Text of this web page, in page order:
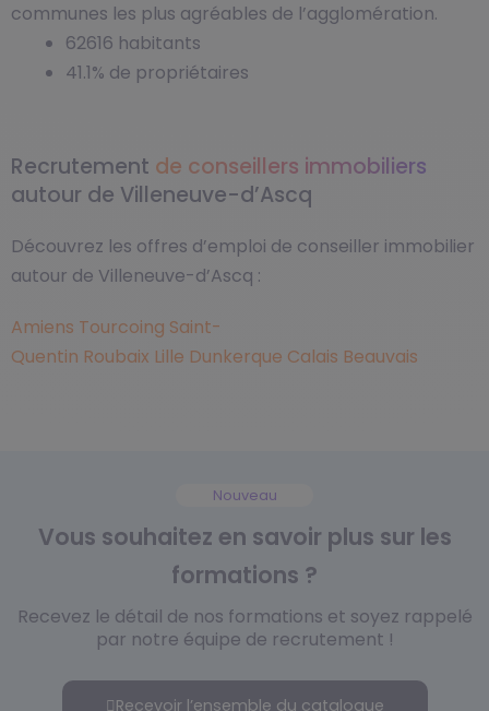
communes les plus agréables de l’agglomération.
62616 habitants
41.1% de propriétaires
Recrutement de conseillers immobiliers
autour de Villeneuve-d’Ascq
Découvrez les offres d’emploi de conseiller immobilier
autour de Villeneuve-d’Ascq :
Amiens Tourcoing Saint-
Quentin Roubaix Lille Dunkerque Calais Beauvais
Nouveau
Vous souhaitez en savoir plus sur les
formations ?
Recevez le détail de nos formations et soyez rappelé
par notre équipe de recrutement !
Recevoir l’ensemble du catalogue